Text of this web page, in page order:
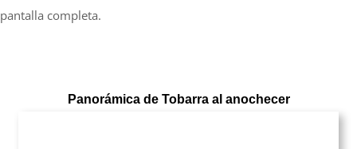
pantalla completa.